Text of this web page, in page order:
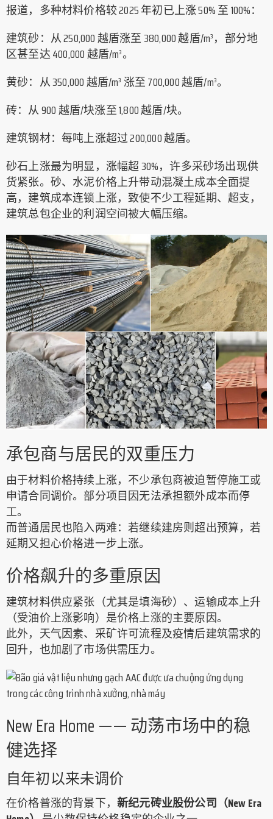
报道，多种材料价格较 2025 年初已上涨 50% 至 100%：
建筑砂：从 250,000 越盾涨至 380,000 越盾/m³，部分地
区甚至达 400,000 越盾/m³。
黄砂：从 350,000 越盾/m³ 涨至 700,000 越盾/m³。
砖：从 900 越盾/块涨至 1,800 越盾/块。
建筑钢材：每吨上涨超过 200,000 越盾。
砂石上涨最为明显，涨幅超 30%，许多采砂场出现供
货紧张。砂、水泥价格上升带动混凝土成本全面提
高，建筑成本连锁上涨，致使不少工程延期、超支，
建筑总包企业的利润空间被大幅压缩。
承包商与居民的双重压力
由于材料价格持续上涨，不少承包商被迫暂停施工或
申请合同调价。部分项目因无法承担额外成本而停
工。
而普通居民也陷入两难：若继续建房则超出预算，若
延期又担心价格进一步上涨。
价格飙升的多重原因
建筑材料供应紧张（尤其是填海砂）、运输成本上升
（受油价上涨影响）是价格上涨的主要原因。
此外，天气因素、采矿许可流程及疫情后建筑需求的
回升，也加剧了市场供需压力。
New Era Home —— 动荡市场中的稳
健选择
自年初以来未调价
在价格普涨的背景下， 新纪元砖业股份公司（New Era